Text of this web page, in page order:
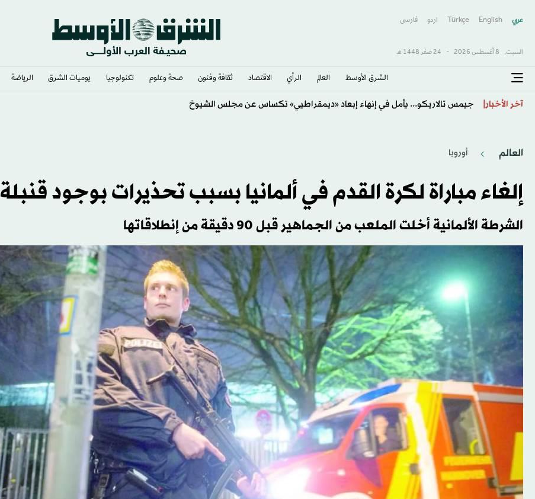
عربي English
Türkçe اردو فارسى
السبت, 8 أغسطس 2026 - 24 صفَر 1448 هـ
الشرق الأوسط​ العالم الرأي الاقتصاد ثقافة وفنون صحة وعلوم تكنولوجيا يوميات الشرق​ الرياضة
آخر الأخبار
كيف تحولت تكساس جمهورية... وأين تتركز قوة الحزبين؟
العالم أوروبا
إلغاء مباراة لكرة القدم في ألمانيا بسبب تحذيرات بوجود قنبلة
الشرطة الألمانية أخلت الملعب من الجماهير قبل 90 دقيقة من إنطلاقاتها